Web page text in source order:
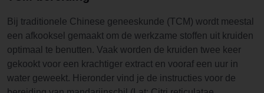
Bij traditionele Chinese geneeskunde (TCM) wordt meestal
een afkooksel gemaakt om de werkzame stoffen uit kruiden
optimaal te benutten. Vaak worden de kruiden twee keer
gekookt voor een krachtiger extract en vooraf een uur in
water geweekt. Hieronder vind je de instructies voor de